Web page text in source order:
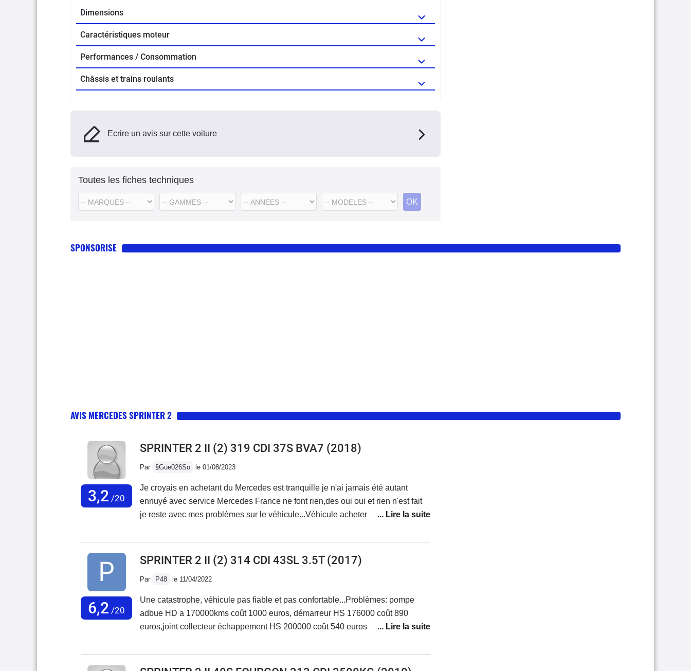
Dimensions
Caractéristiques moteur
Performances / Consommation
Châssis et trains roulants
Ecrire un avis sur cette voiture
Toutes les fiches techniques
SPONSORISE
AVIS MERCEDES SPRINTER 2
3,2 /20
SPRINTER 2 II (2) 319 CDI 37S BVA7 (2018)
Par §Gue026So le 01/08/2023
Je croyais en achetant du Mercedes est tranquille je n'ai jamais été autant
ennuyé avec service Mercedes France ne font rien,des oui oui et rien n'est fait
je reste avec mes problèmes sur le véhicule...Véhicule acheter neuf de 3 mois
gauche se ferme mal, code et phare ne marche plus, capot moteur mal fixé
obligé de changer le charnière, direction assistée très dur inconduisible,
consommation 17 litres au 100 km en conduisant très doux.Véhicule ne justifie
pas son prix excessif.,J'ai eu de nombreux véhicules et de marque différentes
qui était fiable et une assistance qui vous tenez au courant.Très déçu je veux
m'en débarrasser au plus vite. Car Mercedes ne résout pas les problèmes de
ces véhicules.J'ai rencontré d'autres utilisateurs très mécontent de Mercedes il
6,2 /20
SPRINTER 2 II (2) 314 CDI 43SL 3.5T(2017)
Par P48 le 11/04/2022
Une catastrophe, véhicule pas fiable et pas confortable...Problèmes: pompe
adbue HD a 170000kms coût 1000 euros, démarreur HS 176000 coût 890
euros,joint collecteur échappement HS 200000 coût 540 euros.Actuellement
de rouille le véhicule a 278000 kms et cela devient préoccupant.